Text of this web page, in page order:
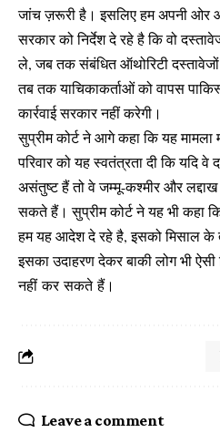
जांच ज़रूरी है। इसलिए हम अपनी ओर
सरकार को निर्देश दे रहे है कि वो
ले, जब तक संबंधित ऑथोरिटी
तब तक याचिकाकर्ताओं को वापस
कार्रवाई सरकार नहीं करेगी।
सुप्रीम कोर्ट ने आगे कहा कि यह
परिवार को यह स्वतंत्रता दी कि यदि
असंतुष्ट हैं तो वे जम्मू-कश्मीर और लद्दाख
सकते हैं। सुप्रीम कोर्ट ने यह भी कहा
हम यह आदेश दे रहे है, इसको मिसाल के
इसका उदाहरण देकर बाकी लोग भी ऐसी
नहीं कर सकते हैं।
Leave a comment